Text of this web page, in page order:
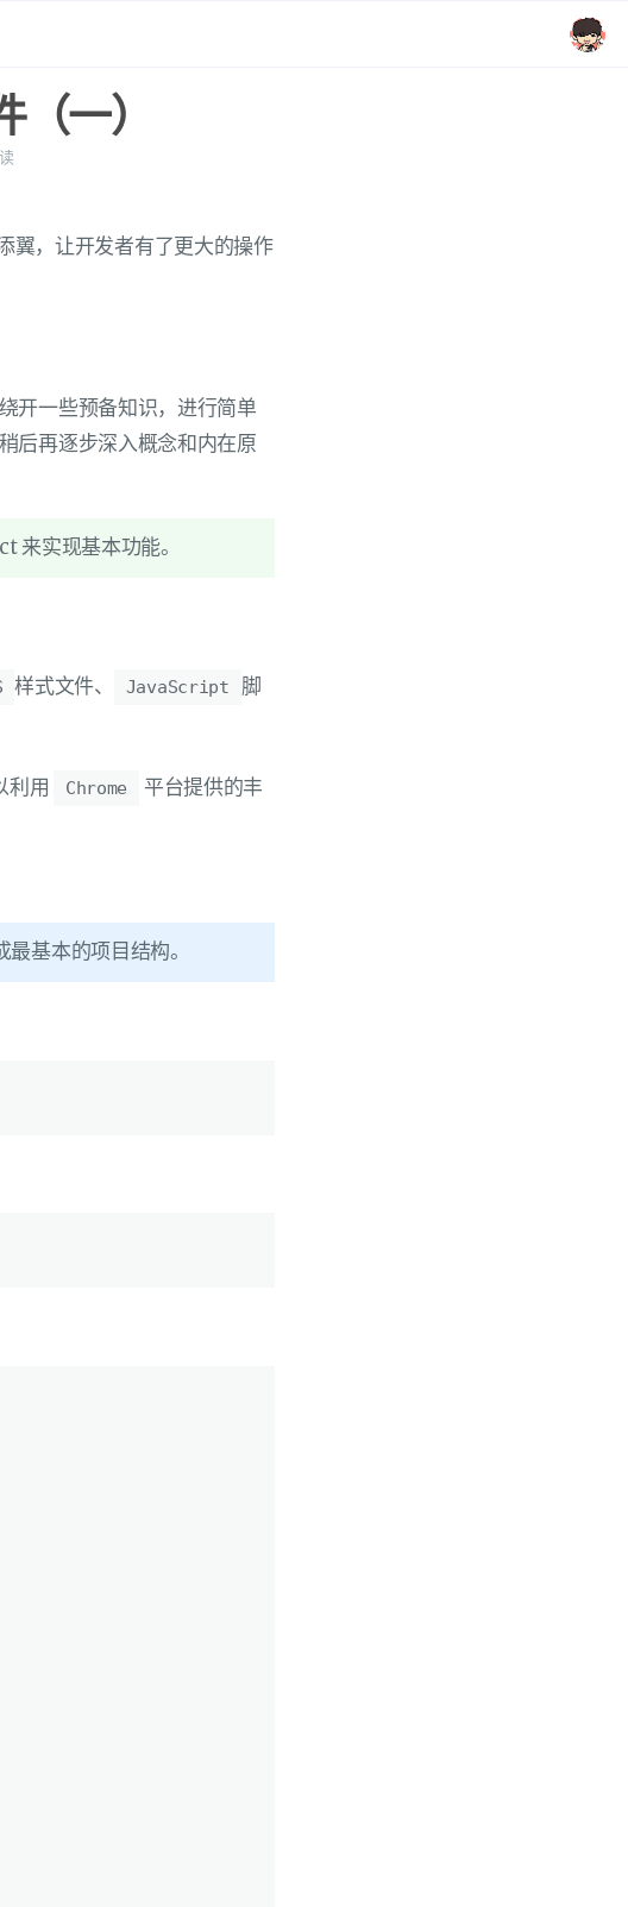
一）
，让开发者有了更大的操作
开一些预备知识，进行简单
后再逐步深入概念和内在原
来实现基本功能。
样式文件、 JavaScript
脚
利用 Chrome
平台提供的丰
基本的项目结构。